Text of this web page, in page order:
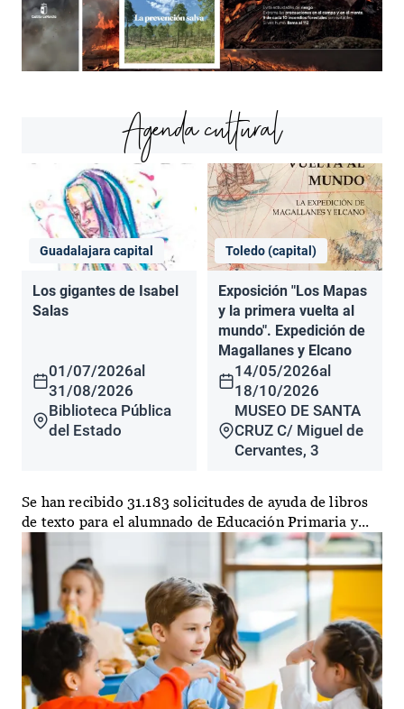
Agenda cultural
Guadalajara capital
Los gigantes de Isabel
Salas
01/07/2026al
31/08/2026
Biblioteca Pública
del Estado
Toledo (capital)
Exposición "Los Mapas
y la primera vuelta al
mundo". Expedición de
Magallanes y Elcano
14/05/2026al
18/10/2026
MUSEO DE SANTA
CRUZ C/ Miguel de
Cervantes, 3
Se han recibido 31.183 solicitudes de ayuda de libros
de texto para el alumnado de Educación Primaria y...